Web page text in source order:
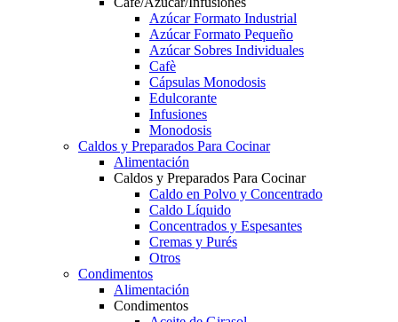
Azúcar Formato Industrial
Azúcar Formato Pequeño
Azúcar Sobres Individuales
Cafè
Cápsulas Monodosis
Edulcorante
Infusiones
Monodosis
Caldos y Preparados Para Cocinar
Alimentación
Caldos y Preparados Para Cocinar
Caldo en Polvo y Concentrado
Caldo Líquido
Concentrados y Espesantes
Cremas y Purés
Otros
Condimentos
Alimentación
Condimentos